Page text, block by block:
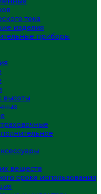
тока
изделия
приборы
высоты
веществ
срока использования